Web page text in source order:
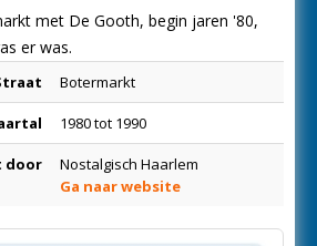
met De Gooth, begin jaren '80,
er was.
Botermarkt
1980 tot 1990
door
Nostalgisch Haarlem
Ga naar website